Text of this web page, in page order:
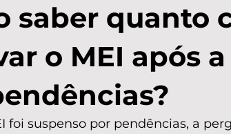
saber quanto
o MEI após
foi suspenso por pendências, a